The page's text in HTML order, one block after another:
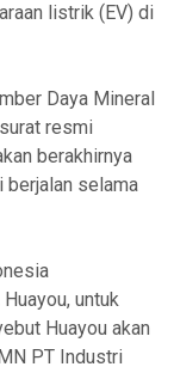
listrik (EV) di
Daya Mineral
resmi
berakhirnya
berjalan selama
untuk
Huayou akan
PT Industri